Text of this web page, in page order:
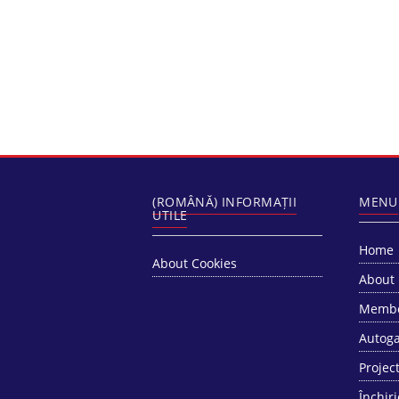
(ROMÂNĂ) INFORMAȚII
UTILE
About Cookies
MENU
Home
About